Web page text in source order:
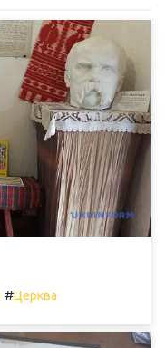
#Церква